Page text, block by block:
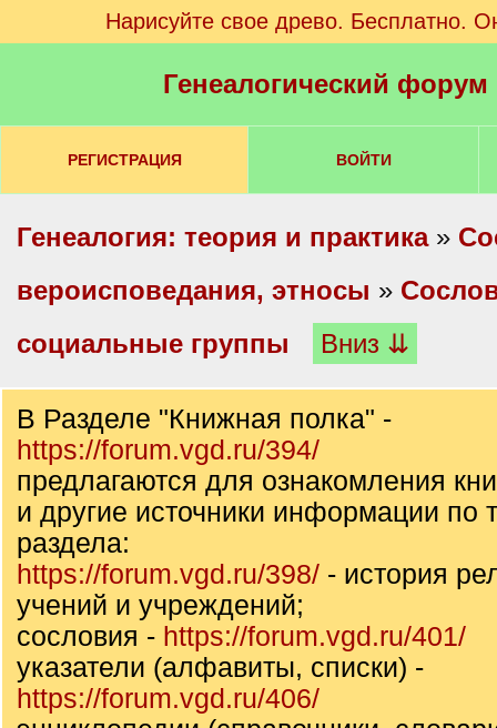
Нарисуйте свое древо. Бесплатно.
Генеалогический
РЕГИСТРАЦИЯ ВОЙТИ
Генеалогия: теория и практика»
вероисповедания, этносы »
социальные группы
Вниз ⇊
В Разделе "Книжная полка" -
https://forum.vgd.ru/394/
предлагаются для ознакомления
и другие источники информации по
раздела:
https://forum.vgd.ru/398/ - история
учений и учреждений;
сословия - https://forum.vgd.ru/401/
указатели (алфавиты, списки) -
https://forum.vgd.ru/406/